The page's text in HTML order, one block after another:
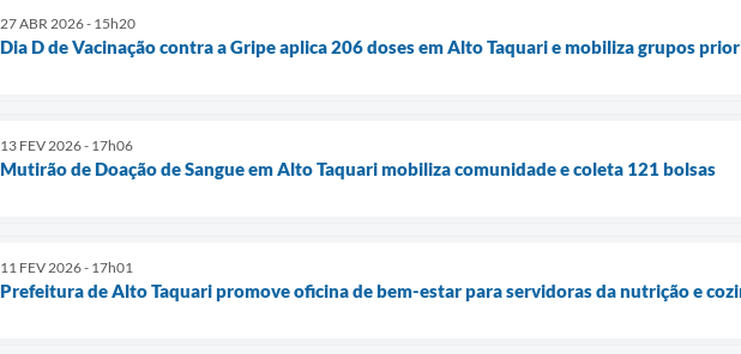
27 ABR 2026 - 15h20
Dia D de Vacinação contra a Gripe aplica 206 doses em Alto Taquari e mobiliza grupos
13 FEV 2026 - 17h06
Mutirão de Doação de Sangue em Alto Taquari mobiliza comunidade e coleta 121 bolsas
11 FEV 2026 - 17h01
Prefeitura de Alto Taquari promove oficina de bem-estar para servidoras da nutrição e